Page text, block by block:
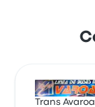
Trans Avaroa